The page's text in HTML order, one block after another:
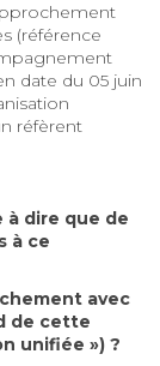
(référence
date du 05 juin
réfèrent
à dire que de
à ce
avec
de cette
unifiée ») ?